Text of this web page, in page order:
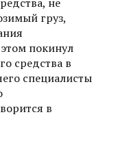
груз,
покинул
средства в
специалисты
в